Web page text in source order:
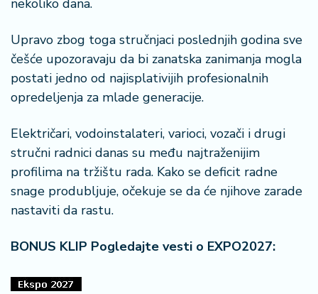
nekoliko dana.
Upravo zbog toga stručnjaci poslednjih godina sve
češće upozoravaju da bi zanatska zanimanja mogla
postati jedno od najisplativijih profesionalnih
opredeljenja za mlade generacije.
Električari, vodoinstalateri, varioci, vozači i drugi
stručni radnici danas su među najtraženijim
profilima na tržištu rada. Kako se deficit radne
snage produbljuje, očekuje se da će njihove zarade
nastaviti da rastu.
BONUS KLIP Pogledajte vesti o EXPO2027: